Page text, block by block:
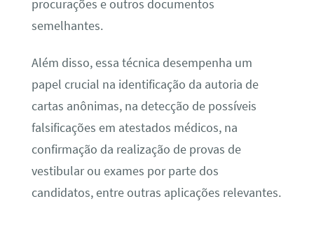
procurações e outros documentos
semelhantes.
Além disso, essa técnica desempenha um
papel crucial na identificação da autoria de
cartas anônimas, na detecção de possíveis
falsificações em atestados médicos, na
confirmação da realização de provas de
vestibular ou exames por parte dos
candidatos, entre outras aplicações relevantes.